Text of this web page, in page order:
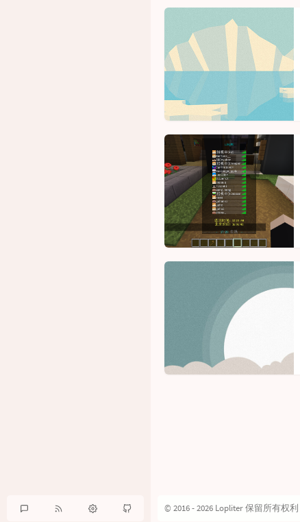
© 2016 - 2026 Lopliter 保留所有权利